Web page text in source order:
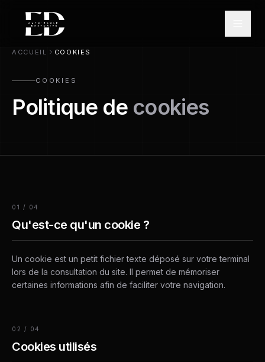
ACCUEIL COOKIES
COOKIES
Politique de cookies
01 / 04
Qu'est-ce qu'un cookie ?
Un cookie est un petit fichier texte déposé sur votre terminal
lors de la consultation du site. Il permet de mémoriser
certaines informations afin de faciliter votre navigation.
02 / 04
Cookies utilisés